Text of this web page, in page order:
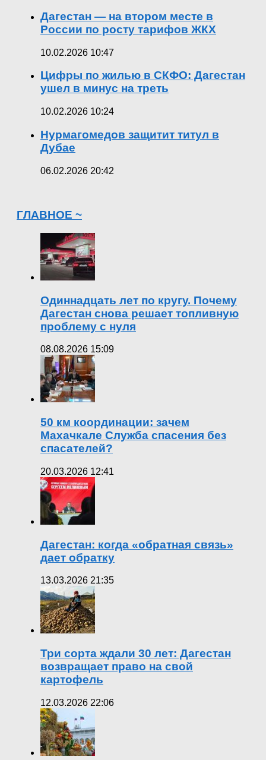
Дагестан — на втором месте в
России по росту тарифов ЖКХ
10.02.2026 10:47
Цифры по жилью в СКФО: Дагестан
ушел в минус на треть
10.02.2026 10:24
Нурмагомедов защитит титул в
Дубае
06.02.2026 20:42
ГЛАВНОЕ ~
Одиннадцать лет по кругу. Почему
Дагестан снова решает топливную
проблему с нуля
08.08.2026 15:09
50 км координации: зачем
Махачкале Служба спасения без
спасателей?
20.03.2026 12:41
Дагестан: когда «обратная связь»
дает обратку
13.03.2026 21:35
Три сорта ждали 30 лет: Дагестан
возвращает право на свой
картофель
12.03.2026 22:06